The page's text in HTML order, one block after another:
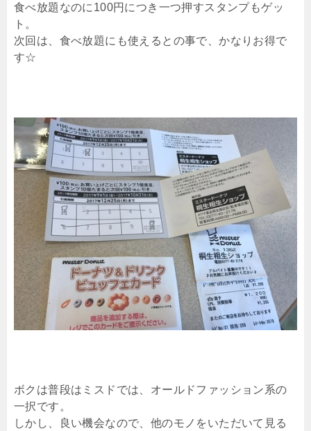
食べ放題なのに100円につき一つ押すスタンプもゲッ
ト。
次回は、食べ放題にも使えるとの事で、かなりお得で
す☆
ボクは普段はミスドでは、オールドファッション系の
一択です。
しかし、良い機会なので、他のモノをいただいて見る